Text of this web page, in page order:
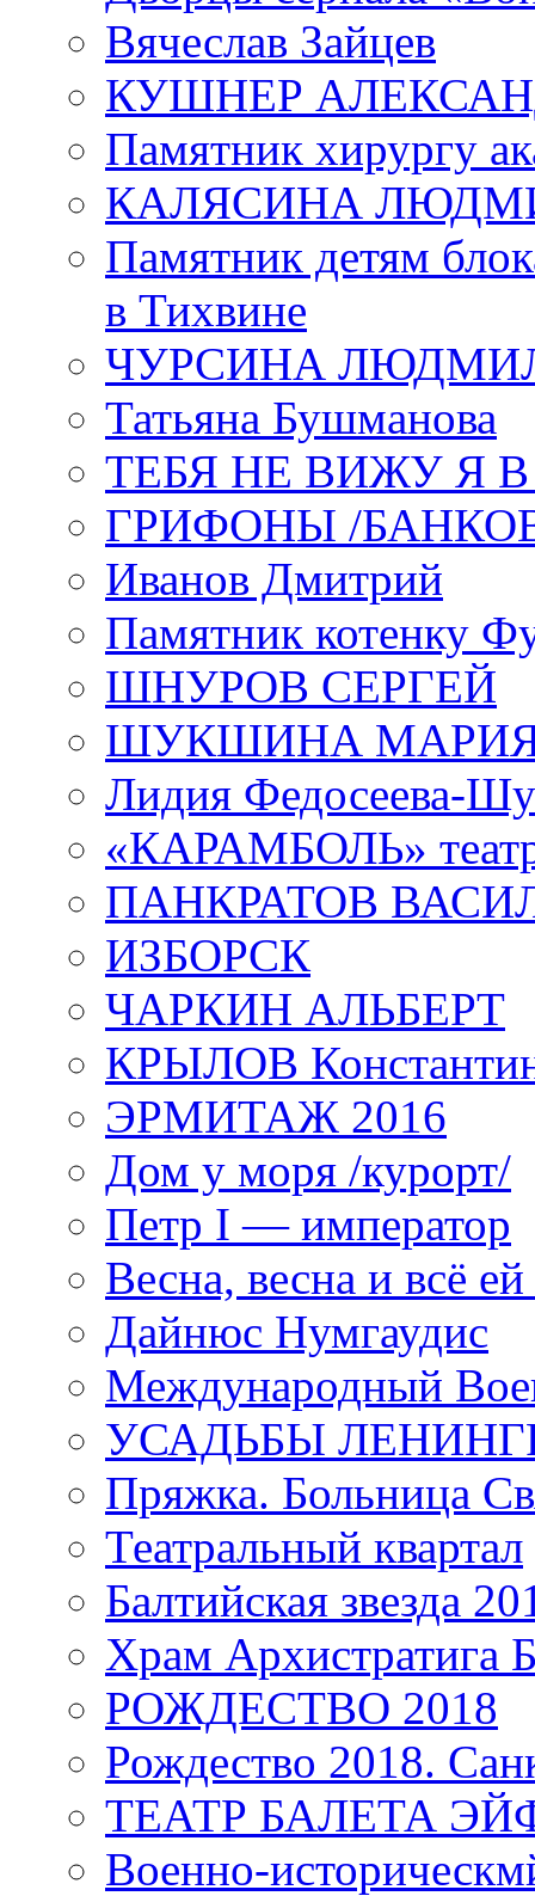
Вячеслав Зайцев
КУШНЕР
Памятник хирургу
КАЛЯСИНА
Памятник детям
в Тихвине
ЧУРСИНА
Татьяна Бушманова
ТЕБЯ НЕ ВИЖУ Я
ГРИФОНЫ /
Иванов Дмитрий
Памятник котенку
ШНУРОВ СЕРГЕЙ
ШУКШИНА
Лидия Федосеева-
«КАРАМБОЛЬ»
ПАНКРАТОВ
ИЗБОРСК
ЧАРКИН АЛЬБЕРТ
КРЫЛОВ
ЭРМИТАЖ 2016
Дом у моря /курорт/
Петр I — император
Весна, весна и всё
Дайнюс Нумгаудис
Международный
УСАДЬБЫ
Пряжка. Больница
Театральный квартал
Балтийская звезда
Храм
РОЖДЕСТВО 2018
Рождество 2018.
ТЕАТР БАЛЕТА
Военно-